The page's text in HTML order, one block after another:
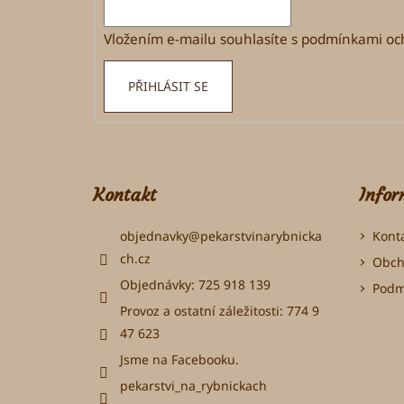
Vložením e-mailu souhlasíte s podmínkami
PŘIHLÁSIT SE
Kontakt
objednavky@pekarstvinarybnicka
ch.cz
Objednávky: 725 918 139
Provoz a ostatní záležitosti: 774 9
47 623
Jsme na Facebooku.
pekarstvi_na_rybnickach